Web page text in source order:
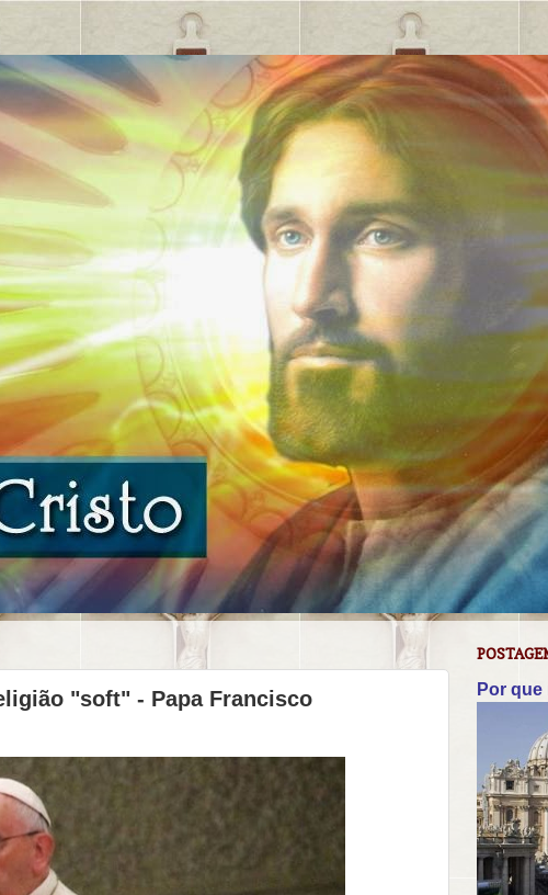
"soft" - Papa Francisco Por